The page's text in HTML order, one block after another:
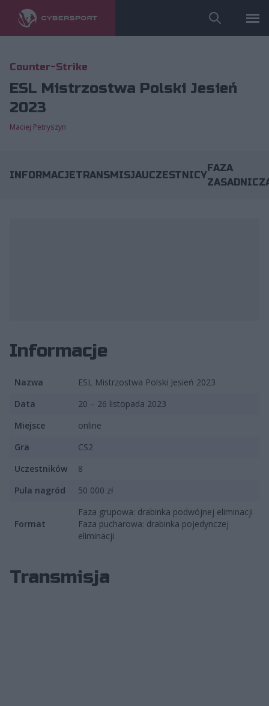
Counter-Strike
ESL Mistrzostwa Polski Jesień
2023
Maciej Petryszyn
INFORMACJETRANSMISJAUCZESTNICY
FAZA
Informacje
Nazwa
ESL Mistrzostwa Polski Jesień 2023
Data
20 – 26 listopada 2023
Miejsce
online
Gra
CS2
Uczestników
8
Pula nagród
50 000 zł
Format
Faza grupowa: drabinka podwójnej eliminacji
Faza pucharowa: drabinka pojedynczej
eliminacji
Transmisja